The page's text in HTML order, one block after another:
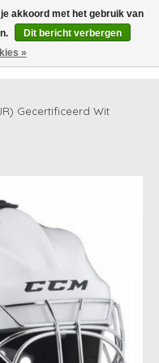
Verlanglijst
Gecertificeerd Wit
akkoord met het gebruik van
Dit bericht verbergen
»